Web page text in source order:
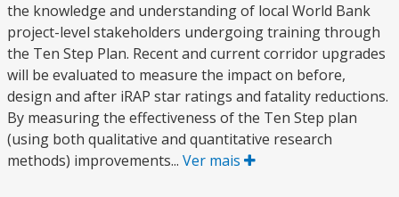
the knowledge and understanding of local World Bank
project-level stakeholders undergoing training through
the Ten Step Plan. Recent and current corridor upgrades
will be evaluated to measure the impact on before,
design and after iRAP star ratings and fatality reductions.
By measuring the effectiveness of the Ten Step plan
(using both qualitative and quantitative research
methods) improvements... Ver mais